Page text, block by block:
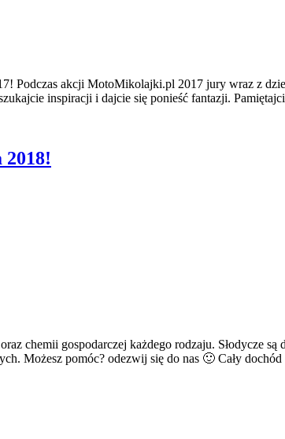
Podczas akcji MotoMikolajki.pl 2017 jury wraz z
inspiracji i dajcie się ponieść fantazji.
chemii gospodarczej każdego rodzaju. Słodycze
Możesz pomóc? odezwij się do nas 🙂 Cały